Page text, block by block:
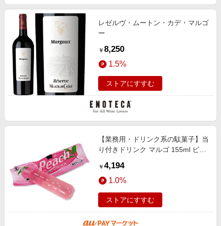
レゼルヴ・ムートン・カデ・マルゴ
ー
￥ 8,250
1.5%
ストアにすすむ
【業務用・ドリンク系の駄菓子】当
り付きドリンク マルゴ 155ml ピー
￥ 4,194
1.0%
ストアにすすむ